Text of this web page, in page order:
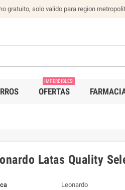
gratuito, solo valido para region
OFERTAS
IMPERDIBLES!
Latas Quality
Leonardo